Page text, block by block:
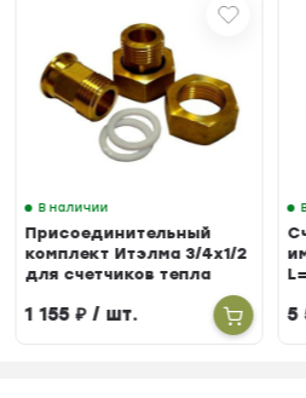
В наличии
Присоединительный
комплект Итэлма 3/4х1/2
для счетчиков тепла
1 155₽/ шт. 5